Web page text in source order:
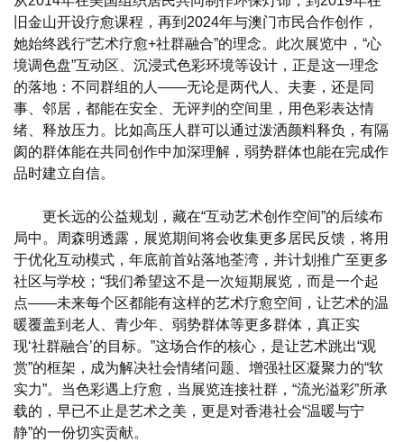
旧金山开设疗愈课程，再到2024年与澳门市民合作创作，
她始终践行“艺术疗愈+社群融合”的理念。此次展览中，“心
境调色盘”互动区、沉浸式色彩环境等设计，正是这一理念
的落地：不同群组的人——无论是两代人、夫妻，还是同
事、邻居，都能在安全、无评判的空间里，用色彩表达情
绪、释放压力。比如高压人群可以通过泼洒颜料释负，有隔
阂的群体能在共同创作中加深理解，弱势群体也能在完成作
品时建立自信。
更长远的公益规划，藏在“互动艺术创作空间”的后续布
局中。周森明透露，展览期间将会收集更多居民反馈，将用
于优化互动模式，年底前首站落地荃湾，并计划推广至更多
社区与学校；“我们希望这不是一次短期展览，而是一个起
点——未来每个区都能有这样的艺术疗愈空间，让艺术的温
暖覆盖到老人、青少年、弱势群体等更多群体，真正实
现‘社群融合’的目标。”这场合作的核心，是让艺术跳出“观
赏”的框架，成为解决社会情绪问题、增强社区凝聚力的“软
实力”。当色彩遇上疗愈，当展览连接社群，“流光溢彩”所承
载的，早已不止是艺术之美，更是对香港社会“温暖与宁
静”的一份切实贡献。